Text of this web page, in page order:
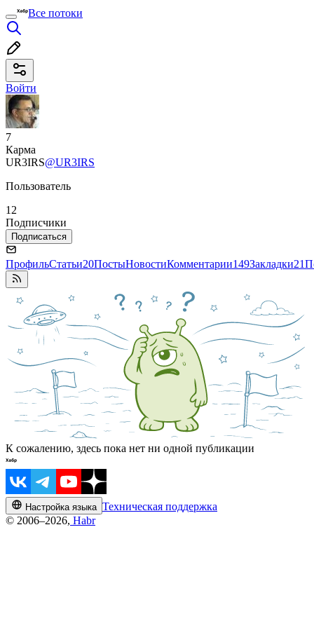
Все потоки
Войти
7
Карма
UR3IRS@UR3IRS
Пользователь
12
Подписчики
Подписаться
ПрофильСтатьи20ПостыНовостиКомментарии149Закладки21
К сожалению, здесь пока нет ни одной публикации
Настройка языка Техническая поддержка
© 2006–2026, Habr